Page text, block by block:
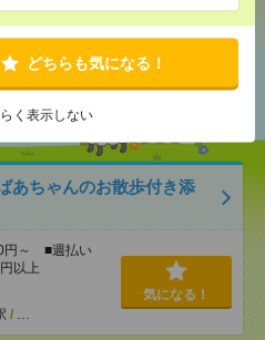
どちらも気になる！
く表示しない
からの
あちゃんのお散歩付き添
円～ ■週払い
以上
/
気になる！